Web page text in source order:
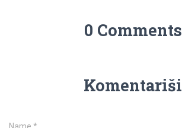
0 Comments
Komentariši